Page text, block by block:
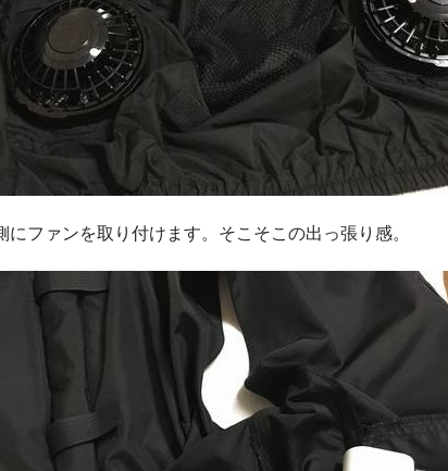
にファンを取り付けます。そこそこの出っ張り感。